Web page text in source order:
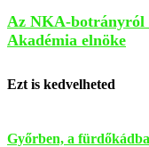
Az NKA-botrányról
Akadémia elnöke
Ezt is kedvelheted
Győrben, a